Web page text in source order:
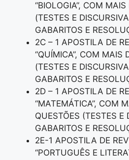
“BIOLOGIA”, COM
(TESTES E
GABARITOS E
2C – 1 APOSTILA DE
“QUÍMICA”, COM MAIS
(TESTES E
GABARITOS E
2D – 1 APOSTILA DE
“MATEMÁTICA”, COM
QUESTÕES (TESTES E
GABARITOS E
2E-1 APOSTILA DE
“PORTUGUÊS E